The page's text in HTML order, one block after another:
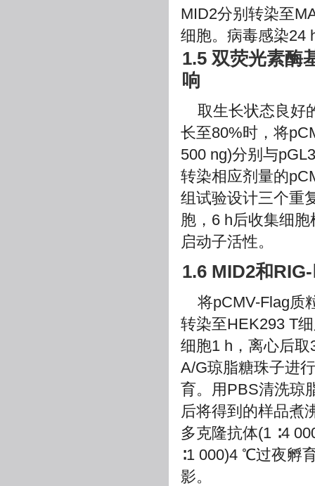
MID2分别转染至
细胞。病毒感染24
1.5 双荧光素酶
响
取生长状态良好
长至80%时，将
500 ng)分别与
转染相应剂量的
组试验设计三个重
胞，6 h后收集细
启动子活性。
1.6 MID2和
将pCMV-Flag质
转染至HEK293 T
细胞1 h，离心后
A/G琼脂糖珠子进
育。用PBS清洗琼
后将得到的样品煮
多克隆抗体(1 ∶4
∶1 000)4 ℃过夜孵
影。